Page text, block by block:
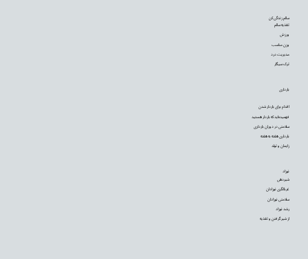
نوزاد
شیردهی
غربالگری نوزادان
سلامتی نوزادان
رشد نوزاد
از شیر گرفتن و تغذیه
بارداری
اقدام برای باردار شدن
فهمیده‌اید که باردار هستید
سلامتی در دوران بارداری
بارداری هفته به هفته
زایمان و تولد
سالم زندگی کن
تغذیه سالم
ورزش
وزن مناسب
مدیریت درد
ترک سیگار